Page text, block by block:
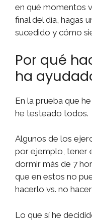
en qué momentos
final del día, hagas
sucedido y cómo
Por qué
ha
En la prueba que
he testeado todos.
Algunos de los
por ejemplo, tener
dormir más de 7
que en estos no
hacerlo vs. no
Lo que sí he